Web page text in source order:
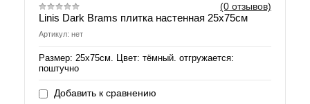
(0 отзывов)
Linis Dark Brams плитка настенная 25х75см
Артикул: нет
Размер: 25х75см. Цвет: тёмный. отгружается:
поштучно
Добавить к сравнению